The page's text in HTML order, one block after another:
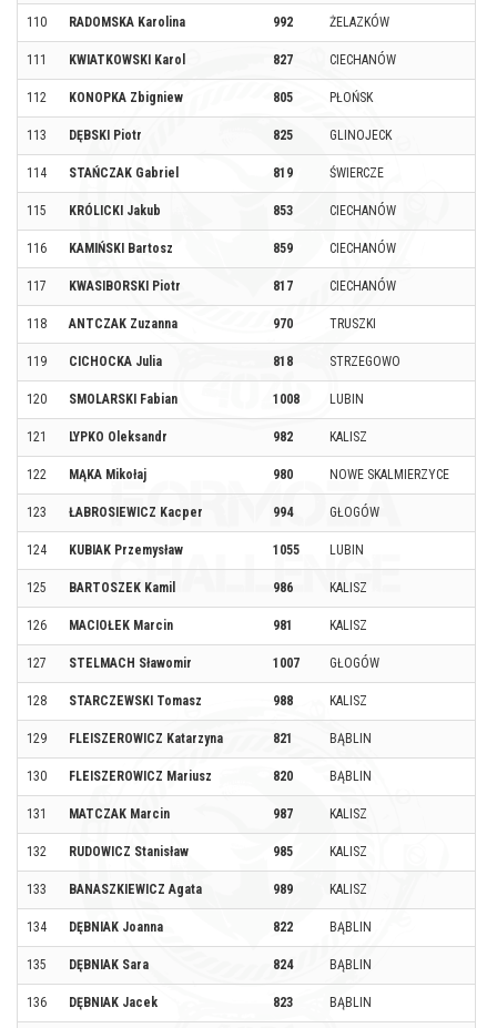
110 RADOMSKA Karolina 992 ŻELAZKÓW
111 KWIATKOWSKI Karol 827 CIECHANÓW
112 KONOPKA Zbigniew 805 PŁOŃSK
113 DĘBSKI Piotr 825 GLINOJECK
114 STAŃCZAK Gabriel 819 ŚWIERCZE
115 KRÓLICKI Jakub 853 CIECHANÓW
116 KAMIŃSKI Bartosz 859 CIECHANÓW
117 KWASIBORSKI Piotr 817 CIECHANÓW
118 ANTCZAK Zuzanna 970 TRUSZKI
119 CICHOCKA Julia 818 STRZEGOWO
120 SMOLARSKI Fabian 1008 LUBIN
121 LYPKO Oleksandr 982 KALISZ
122 MĄKA Mikołaj 980 NOWE SKALMIERZYCE
123 ŁABROSIEWICZ Kacper 994 GŁOGÓW
124 KUBIAK Przemysław 1055 LUBIN
125 BARTOSZEK Kamil 986 KALISZ
126 MACIOŁEK Marcin 981 KALISZ
127 STELMACH Sławomir 1007 GŁOGÓW
128 STARCZEWSKI Tomasz 988 KALISZ
129 FLEISZEROWICZ Katarzyna 821 BĄBLIN
130 FLEISZEROWICZ Mariusz 820 BĄBLIN
131 MATCZAK Marcin 987 KALISZ
132 RUDOWICZ Stanisław 985 KALISZ
133 BANASZKIEWICZ Agata 989 KALISZ
134 DĘBNIAK Joanna 822 BĄBLIN
135 DĘBNIAK Sara 824 BĄBLIN
136 DĘBNIAK Jacek 823 BĄBLIN